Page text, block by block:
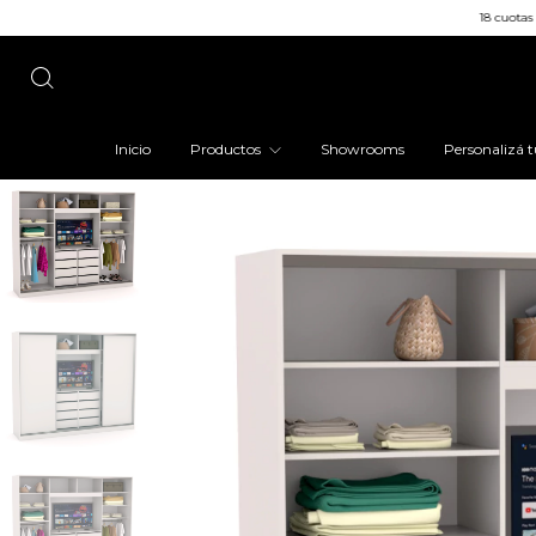
18 cuotas sin interés /
Inicio Productos Showrooms Personalizá